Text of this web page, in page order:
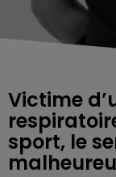
Victime
sport, le